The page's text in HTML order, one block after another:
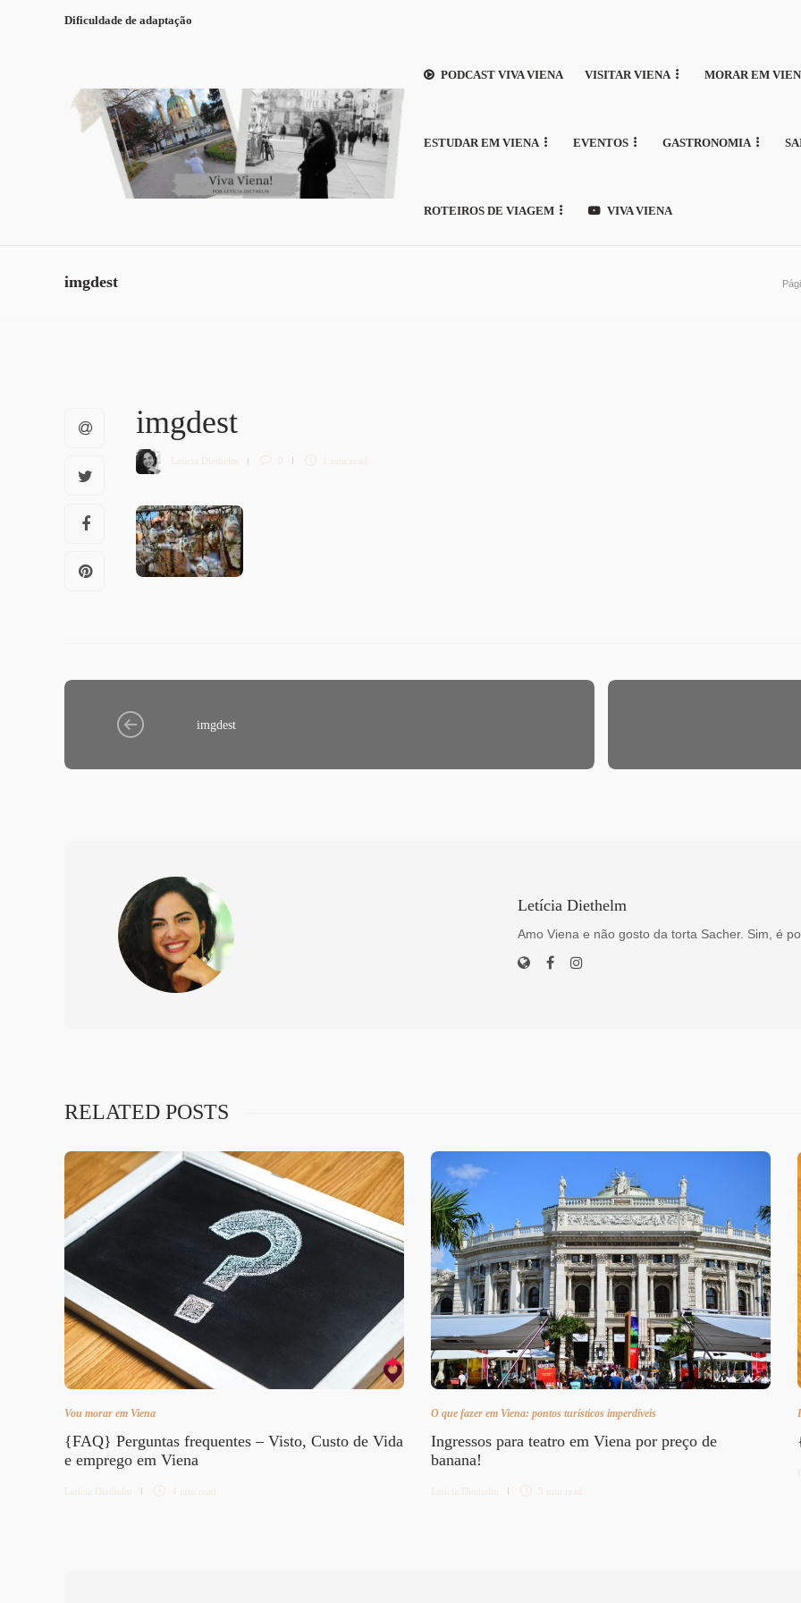
Dificuldade de adaptação
PODCAST VIVA VIENA VISITAR VIENA MORAR EM
ESTUDAR EM VIENA EVENTOS GASTRONOMIA
ROTEIROS DE VIAGEM VIVA VIENA
imgdest
imgdest
Letícia Diethelm 0 1 min read
imgdest
Letícia Diethelm
Amo Viena e não gosto da torta Sacher. Sim, é
RELATED POSTS
Vou morar em Viena
{FAQ} Perguntas frequentes – Visto, Custo de Vida
e emprego em Viena
Letícia Diethelm 4 min read
O que fazer em Viena: pontos turísticos imperdíveis
Ingressos para teatro em Viena por preço de
banana!
Letícia Diethelm 3 min read